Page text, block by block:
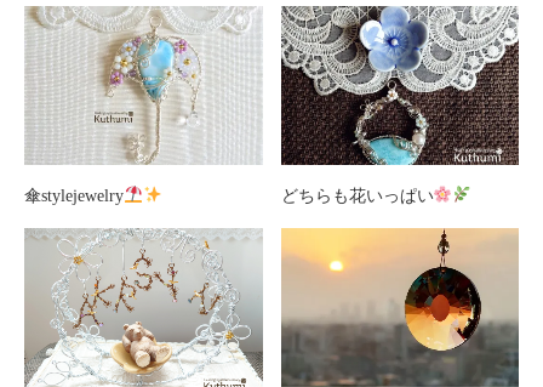
傘stylejewelry どちらも花いっぱい